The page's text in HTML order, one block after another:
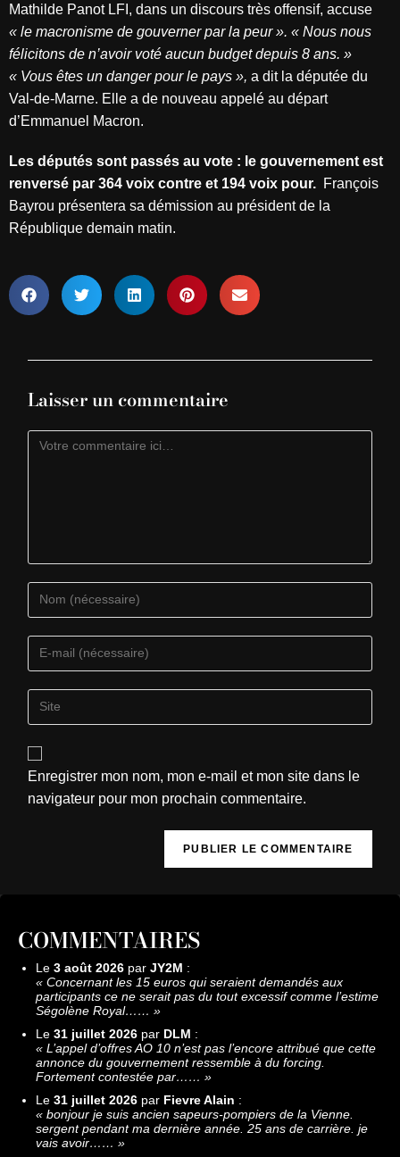
Mathilde Panot LFI, dans un discours très offensif, accuse
« le macronisme de gouverner par la peur ». « Nous nous
félicitons de n’avoir voté aucun budget depuis 8 ans. »
« Vous êtes un danger pour le pays », a dit la députée du
Val-de-Marne. Elle a de nouveau appelé au départ
d’Emmanuel Macron.
Les députés sont passés au vote : le gouvernement est
renversé par 364 voix contre et 194 voix pour. François
Bayrou présentera sa démission au président de la
République demain matin.
Laisser un commentaire
Enregistrer mon nom, mon e-mail et mon site dans le
navigateur pour mon prochain commentaire.
COMMENTAIRES
Le 3 août 2026 par JY2M :
« Concernant les 15 euros qui seraient demandés aux
participants ce ne serait pas du tout excessif comme l’estime
Ségolène Royal…… »
Le 31 juillet 2026 par DLM :
« L’appel d’offres AO 10 n’est pas l’encore attribué que cette
annonce du gouvernement ressemble à du forcing.
Fortement contestée par…… »
Le 31 juillet 2026 par Fievre Alain :
« bonjour je suis ancien sapeurs-pompiers de la Vienne.
sergent pendant ma dernière année. 25 ans de carrière. je
vais avoir…… »